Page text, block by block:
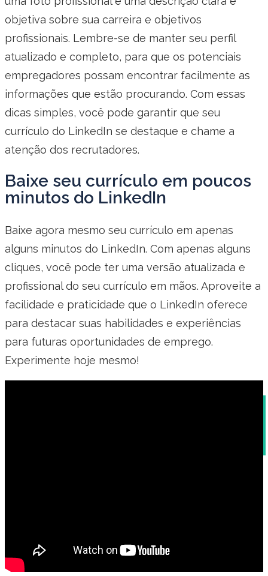
objetiva sobre sua carreira e objetivos
profissionais. Lembre-se de manter seu perfil
atualizado e completo, para que os potenciais
empregadores possam encontrar facilmente as
informações que estão procurando. Com essas
dicas simples, você pode garantir que seu
currículo do LinkedIn se destaque e chame a
atenção dos recrutadores.
Baixe seu currículo em poucos
minutos do LinkedIn
Baixe agora mesmo seu currículo em apenas
alguns minutos do LinkedIn. Com apenas alguns
cliques, você pode ter uma versão atualizada e
profissional do seu currículo em mãos. Aproveite a
facilidade e praticidade que o LinkedIn oferece
para destacar suas habilidades e experiências
para futuras oportunidades de emprego.
Experimente hoje mesmo!